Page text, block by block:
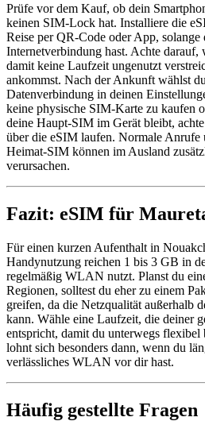
Prüfe vor dem Kauf, ob dein
keinen SIM-Lock hat. Installiere die
Reise per QR-Code oder App, solange
Internetverbindung hast. Achte
damit keine Laufzeit ungenutzt
ankommst. Nach der Ankunft wählst
Datenverbindung in deinen
keine physische SIM-Karte zu kaufen
deine Haupt-SIM im Gerät bleibt,
über die eSIM laufen. Normale Anrufe
Heimat-SIM können im Ausland
verursachen.
Fazit: eSIM für
Für einen kurzen Aufenthalt in
Handynutzung reichen 1 bis 3 GB in
regelmäßig WLAN nutzt. Planst du
Regionen, solltest du eher zu einem
greifen, da die Netzqualität außerhalb
kann. Wähle eine Laufzeit, die deiner
entspricht, damit du unterwegs flexibel
lohnt sich besonders dann, wenn du
verlässliches WLAN vor dir hast.
Häufig gestellte Fragen